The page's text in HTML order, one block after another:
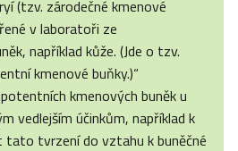
(tzv. zárodečné kmenové
v laboratoři ze
například kůže. (Jde o tzv.
kmenové buňky.)“
kmenových buněk u
vedlejším účinkům, například k
tato tvrzení do vztahu k buněčné